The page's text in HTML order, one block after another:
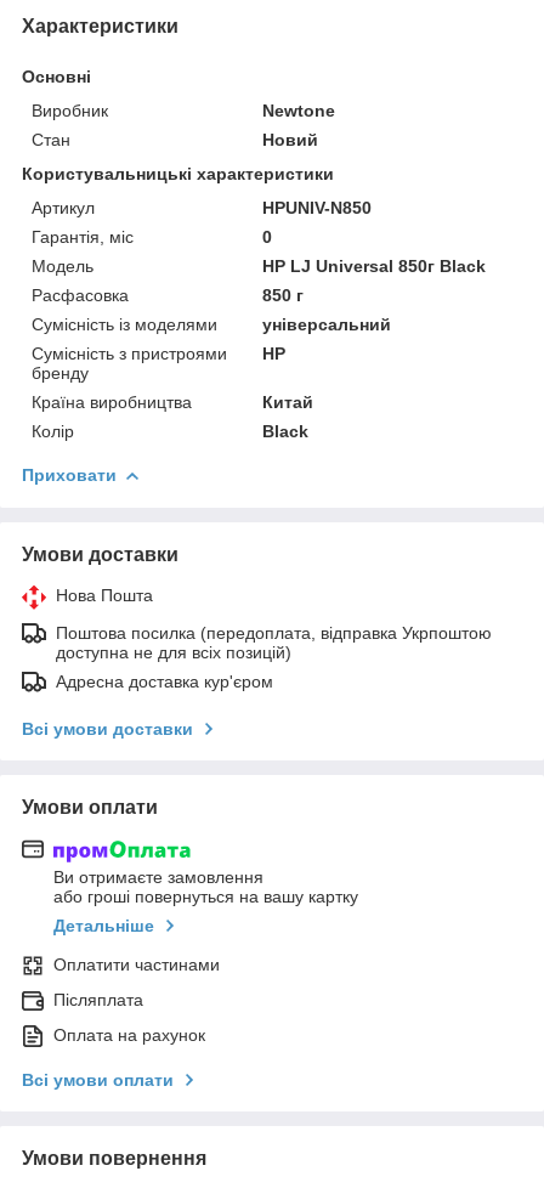
Характеристики
Основні
Виробник
Newtone
Стан
Новий
Користувальницькі характеристики
Артикул
HPUNIV-N850
Гарантія, міс
0
Мoдель
HP LJ Universal 850г Black
Расфасовка
850 г
Сумісність із моделями
універсальний
Сумісність з пристроями
бренду
HP
Країна виробництва
Китай
Колір
Black
Приховати
Умови доставки
Нова Пошта
Поштова посилка (передоплата, відправка Укрпоштою
доступна не для всіх позицій)
Адресна доставка кур'єром
Всі умови доставки
Умови оплати
Ви отримаєте замовлення
або гроші повернуться на вашу картку
Детальніше
Оплатити частинами
Післяплата
Оплата на рахунок
Всі умови оплати
Умови повернення